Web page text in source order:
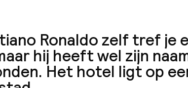
Ronaldo zelf tref je
hij heeft wel zijn
Het hotel ligt op